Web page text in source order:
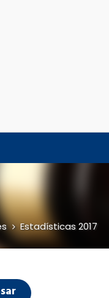
Estadísticas 2017